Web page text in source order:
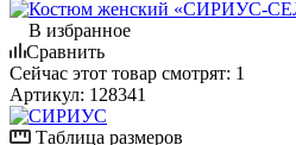
В избранное
Сравнить
Сейчас этот товар смотрят: 1
Артикул: 128341
Таблица размеров